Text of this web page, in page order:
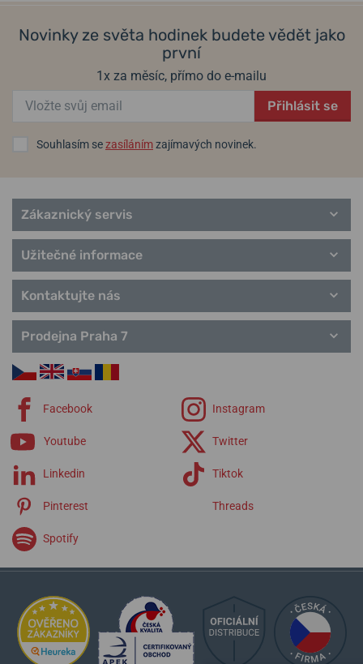
Novinky ze světa hodinek budete vědět jako
první
1x za měsíc, přímo do e-mailu
Přihlásit se
Souhlasím sezasílánímzajímavých novinek.
Zákaznický servis
Užitečné informace
Kontaktujte nás
Prodejna Praha 7
Facebook Instagram
Youtube Twitter
Linkedin Tiktok
Pinterest Threads
Spotify